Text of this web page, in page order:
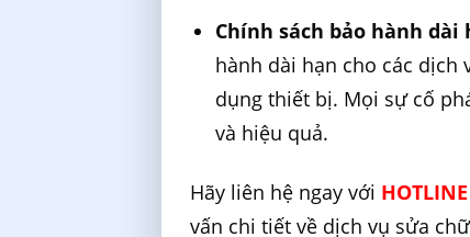
Chính sách bảo hành dài
hành dài hạn cho các dịch
dụng thiết bị. Mọi sự cố
và hiệu quả.
Hãy liên hệ ngay với
vấn chi tiết về dịch vụ sửa